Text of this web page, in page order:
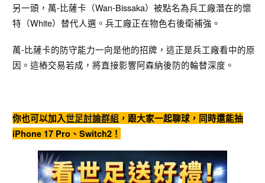
另一頭，萬-比薩卡（Wan-Bissaka）被點名為兵工廠潛在的懷
特（White）替代人選。兵工廠正在物色右後衛補強。
萬-比薩卡的防守能力一向是他的招牌，這正是兵工廠看中的原
因。這樁交易若成，將直接影響阿森納後防的輪替深度。
你也可以加入世足討論群組 ，跟大家一起聊球，同時還能抽
iPhone 17 Pro、Switch2！